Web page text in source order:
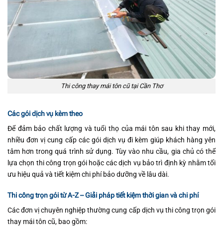
Thi công thay mái tôn cũ tại Cần Thơ
Các gói dịch vụ kèm theo
Để đảm bảo chất lượng và tuổi thọ của mái tôn sau khi thay mới,
nhiều đơn vị cung cấp các gói dịch vụ đi kèm giúp khách hàng yên
tâm hơn trong quá trình sử dụng. Tùy vào nhu cầu, gia chủ có thể
lựa chọn thi công trọn gói hoặc các dịch vụ bảo trì định kỳ nhằm tối
ưu hiệu quả và tiết kiệm chi phí bảo dưỡng về lâu dài.
Thi công trọn gói từ A-Z – Giải pháp tiết kiệm thời gian và chi phí
Các đơn vị chuyên nghiệp thường cung cấp dịch vụ thi công trọn gói
thay mái tôn cũ, bao gồm: